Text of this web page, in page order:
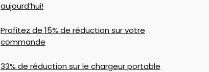
aujourd’hui!
Profitez de 15% de réduction sur votre
commande
33% de réduction sur le chargeur portable